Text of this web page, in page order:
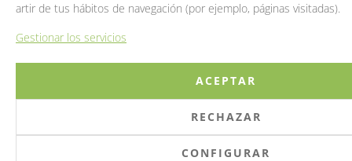
artir de tus hábitos de navegación (por ejemplo, páginas visitadas).
Gestionar los servicios
ACEPTAR
RECHAZAR
CONFIGURAR